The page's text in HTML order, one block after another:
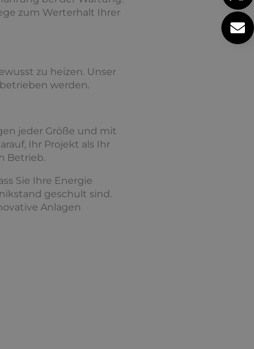
zum Werterhalt Ihrer
zu heizen. Unser
werden.
jeder Größe und mit
Ihr Projekt als Ihr
Betrieb.
Sie Ihre Energie
geschult sind.
Anlagen